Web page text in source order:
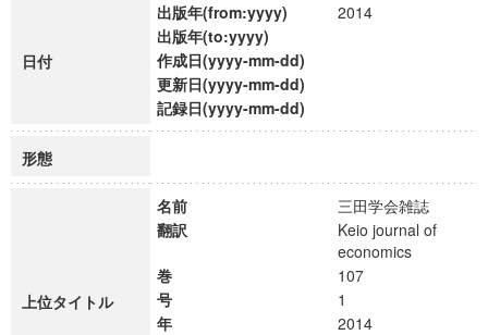
日付
出版年(from:yyyy)
2014
出版年(to:yyyy)
作成日(yyyy-mm-dd)
更新日(yyyy-mm-dd)
記録日(yyyy-mm-dd)
形態
上位タイトル
名前
三田学会雑誌
翻訳
Keio journal of
economics
巻
107
号
1
年
2014